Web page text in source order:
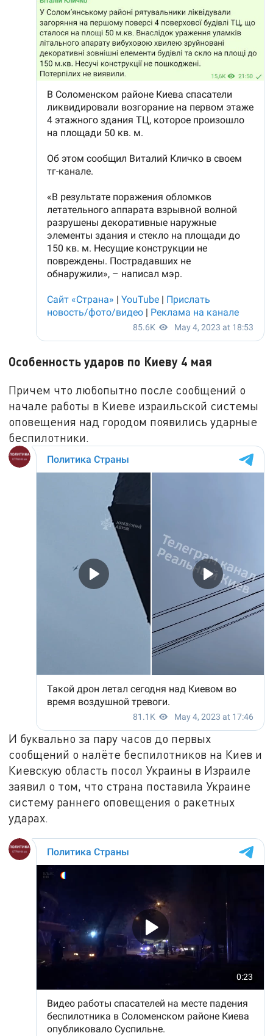
Особенность ударов по Киеву 4 мая
Причем что любопытно после сообщений о
начале работы в Киеве израильской системы
оповещения над городом появились ударные
беспилотники.
И буквально за пару часов до первых
сообщений о налёте беспилотников на Киев и
Киевскую область посол Украины в Израиле
заявил о том, что страна поставила Украине
систему раннего оповещения о ракетных
ударах.